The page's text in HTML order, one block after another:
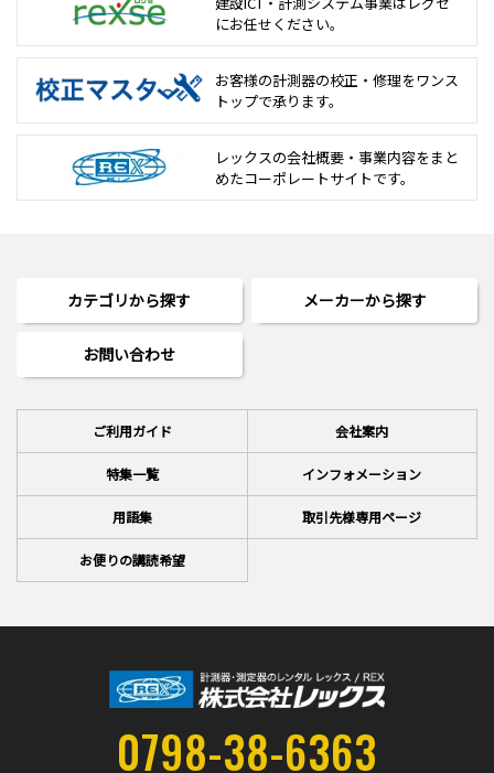
にお任せください。
お客様の計測器の校正・修理をワンス
トップで承ります。
レックスの会社概要・事業内容をまと
めたコーポレートサイトです。
カテゴリから探す メーカーから探す
お問い合わせ
ご利用ガイド 会社案内
特集一覧 インフォメーション
用語集 取引先様専用ページ
お便りの講読希望
0798-38-6363